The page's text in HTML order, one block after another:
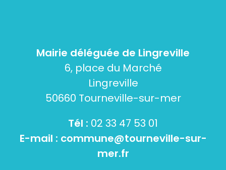
Mairie déléguée de Lingreville
6, place du Marché
Lingreville
50660 Tourneville-sur-mer
Tél : 02 33 47 53 01
E-mail : commune@tourneville-sur-
mer.fr